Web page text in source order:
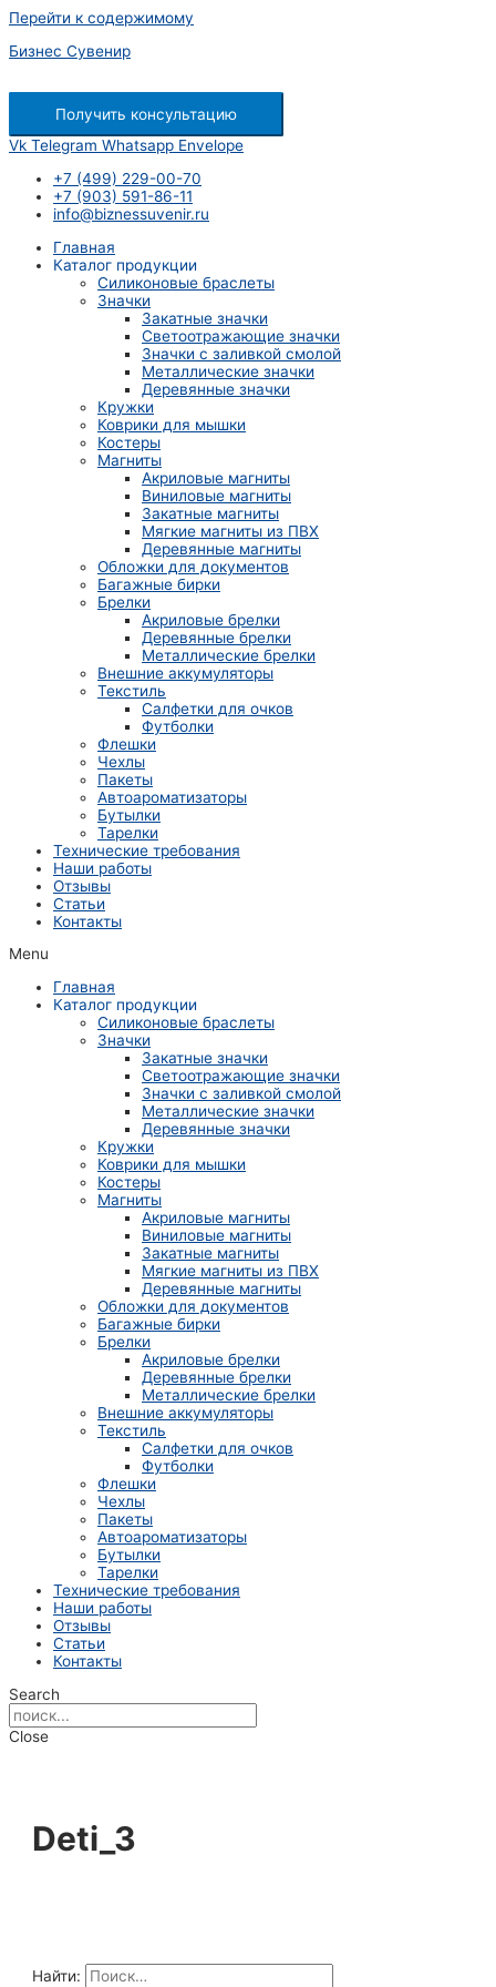
Перейти к содержимому
Бизнес Сувенир
Получить консультацию
Vk Telegram Whatsapp Envelope
+7 (499) 229-00-70
+7 (903) 591-86-11
info@biznessuvenir.ru
Главная
Каталог продукции
Силиконовые браслеты
Значки
Закатные значки
Светоотражающие значки
Значки с заливкой смолой
Металлические значки
Деревянные значки
Кружки
Коврики для мышки
Костеры
Магниты
Акриловые магниты
Виниловые магниты
Закатные магниты
Мягкие магниты из ПВХ
Деревянные магниты
Обложки для документов
Багажные бирки
Брелки
Акриловые брелки
Деревянные брелки
Металлические брелки
Внешние аккумуляторы
Текстиль
Салфетки для очков
Футболки
Флешки
Чехлы
Пакеты
Автоароматизаторы
Бутылки
Тарелки
Технические требования
Наши работы
Отзывы
Статьи
Контакты
Menu
Главная
Каталог продукции
Силиконовые браслеты
Значки
Закатные значки
Светоотражающие значки
Значки с заливкой смолой
Металлические значки
Деревянные значки
Кружки
Коврики для мышки
Костеры
Магниты
Акриловые магниты
Виниловые магниты
Закатные магниты
Мягкие магниты из ПВХ
Деревянные магниты
Обложки для документов
Багажные бирки
Брелки
Акриловые брелки
Деревянные брелки
Металлические брелки
Внешние аккумуляторы
Текстиль
Салфетки для очков
Футболки
Флешки
Чехлы
Пакеты
Автоароматизаторы
Бутылки
Тарелки
Технические требования
Наши работы
Отзывы
Статьи
Контакты
Search
Close
Deti_3
Найти: